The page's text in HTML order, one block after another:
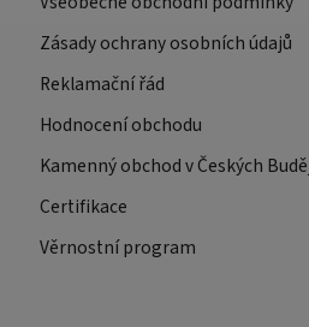
Zásady ochrany osobních údajů
Reklamační řád
Hodnocení obchodu
Kamenný obchod v Českých
Certifikace
Věrnostní program